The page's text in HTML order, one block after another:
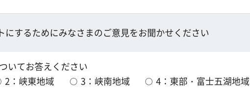
にするためにみなさまのご意見をお聞かせください
いてお答えください
2：峡東地域 3：峡南地域 4：東部・富士五湖地域